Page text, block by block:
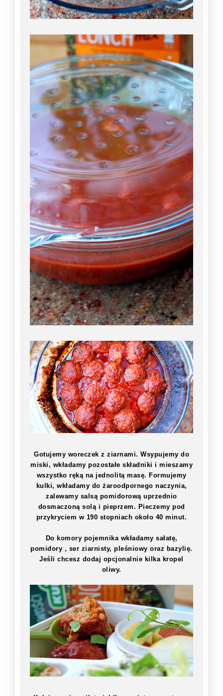
Gotujemy woreczek z ziarnami. Wsypujemy do
miski, wkładamy pozostałe składniki i mieszamy
wszystko ręką na jednolitą masę. Formujemy
kulki, wkładamy do żaroodpornego naczynia,
zalewamy salsą pomidorową uprzednio
dosmaczoną solą i pieprzem. Pieczemy pod
przykryciem w 190 stopniach około 40 minut.
Do komory pojemnika wkładamy sałatę,
pomidory , ser ziarnisty, pleśniowy oraz bazylię.
Jeśli chcesz dodaj opcjonalnie kilka kropel
oliwy.